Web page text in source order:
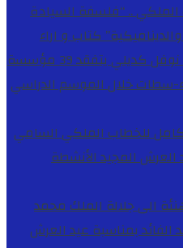
.. “فلسفة السيادة
والديناميكية”كتاب و اراء
الدكتور نوفل كديلي يتفقد 39 مؤسسة
سطات خلال الموسم الدراسي
للخطاب الملكي السامي
الأنشطة
الى جلالة الملك محمد
بمناسبة عيد العرش